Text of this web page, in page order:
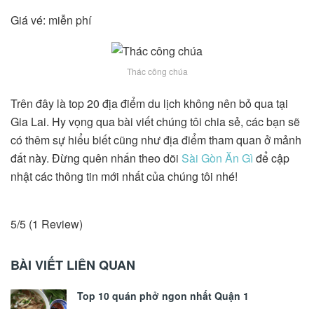
Giá vé: miễn phí
Thác công chúa
Trên đây là top 20 địa điểm du lịch không nên bỏ qua tại
Gia Lai. Hy vọng qua bài viết chúng tôi chia sẻ, các bạn sẽ
có thêm sự hiểu biết cũng như địa điểm tham quan ở mảnh
đất này. Đừng quên nhấn theo dõi Sài Gòn Ăn Gì để cập
nhật các thông tin mới nhất của chúng tôi nhé!
5/5 (1 Review)
BÀI VIẾT LIÊN QUAN
Top 10 quán phở ngon nhất Quận 1